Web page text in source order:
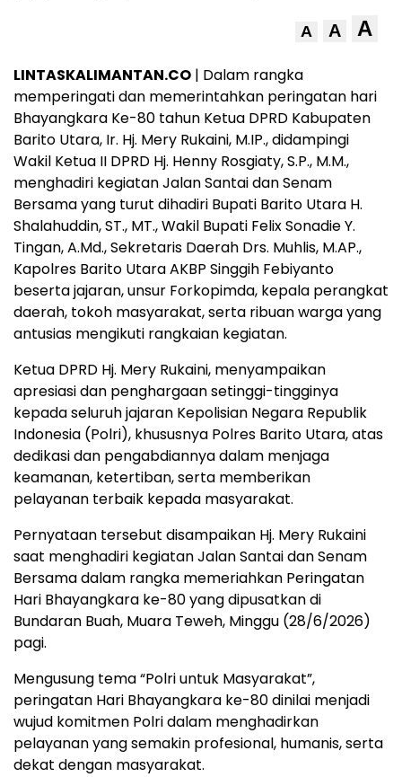
A A A
LINTASKALIMANTAN.CO | Dalam rangka
memperingati dan memerintahkan peringatan hari
Bhayangkara Ke-80 tahun Ketua DPRD Kabupaten
Barito Utara, Ir. Hj. Mery Rukaini, M.IP., didampingi
Wakil Ketua II DPRD Hj. Henny Rosgiaty, S.P., M.M.,
menghadiri kegiatan Jalan Santai dan Senam
Bersama yang turut dihadiri Bupati Barito Utara H.
Shalahuddin, ST., MT., Wakil Bupati Felix Sonadie Y.
Tingan, A.Md., Sekretaris Daerah Drs. Muhlis, M.AP.,
Kapolres Barito Utara AKBP Singgih Febiyanto
beserta jajaran, unsur Forkopimda, kepala perangkat
daerah, tokoh masyarakat, serta ribuan warga yang
antusias mengikuti rangkaian kegiatan.
Ketua DPRD Hj. Mery Rukaini, menyampaikan
apresiasi dan penghargaan setinggi-tingginya
kepada seluruh jajaran Kepolisian Negara Republik
Indonesia (Polri), khususnya Polres Barito Utara, atas
dedikasi dan pengabdiannya dalam menjaga
keamanan, ketertiban, serta memberikan
pelayanan terbaik kepada masyarakat.
Pernyataan tersebut disampaikan Hj. Mery Rukaini
saat menghadiri kegiatan Jalan Santai dan Senam
Bersama dalam rangka memeriahkan Peringatan
Hari Bhayangkara ke-80 yang dipusatkan di
Bundaran Buah, Muara Teweh, Minggu (28/6/2026)
pagi.
Mengusung tema “Polri untuk Masyarakat”,
peringatan Hari Bhayangkara ke-80 dinilai menjadi
wujud komitmen Polri dalam menghadirkan
pelayanan yang semakin profesional, humanis, serta
dekat dengan masyarakat.